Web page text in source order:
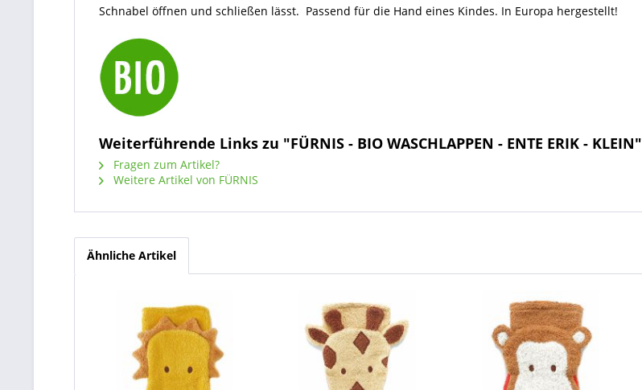
Schnabel öffnen und schließen lässt. Passend für die Hand eines Kindes. In Europa hergestellt!
Weiterführende Links zu "FÜRNIS - BIO WASCHLAPPEN - ENTE ERIK - KLEIN"
Fragen zum Artikel?
Weitere Artikel von FÜRNIS
Ähnliche Artikel